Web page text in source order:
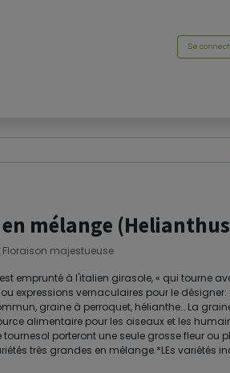
Se
mélange
Floraison majestueuse
emprunté à l'italien girasole, « qui tourne
expressions vernaculaires pour le
graine à perroquet, hélianthe… La
alimentaire pour les oiseaux et les
tournesol porteront une seule grosse fleur ou
très grandes en mélange.*LEs variétés